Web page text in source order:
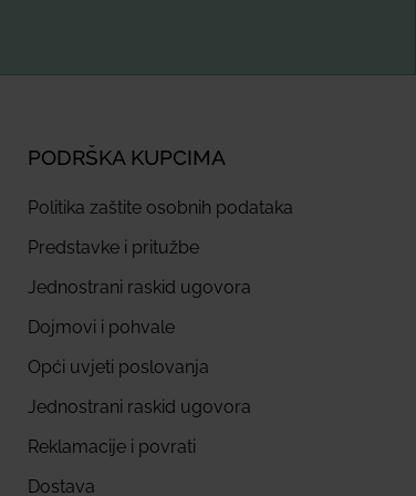
PODRŠKA KUPCIMA
Politika zaštite osobnih podataka
Predstavke i pritužbe
Jednostrani raskid ugovora
Dojmovi i pohvale
Opći uvjeti poslovanja
Jednostrani raskid ugovora
Reklamacije i povrati
Dostava